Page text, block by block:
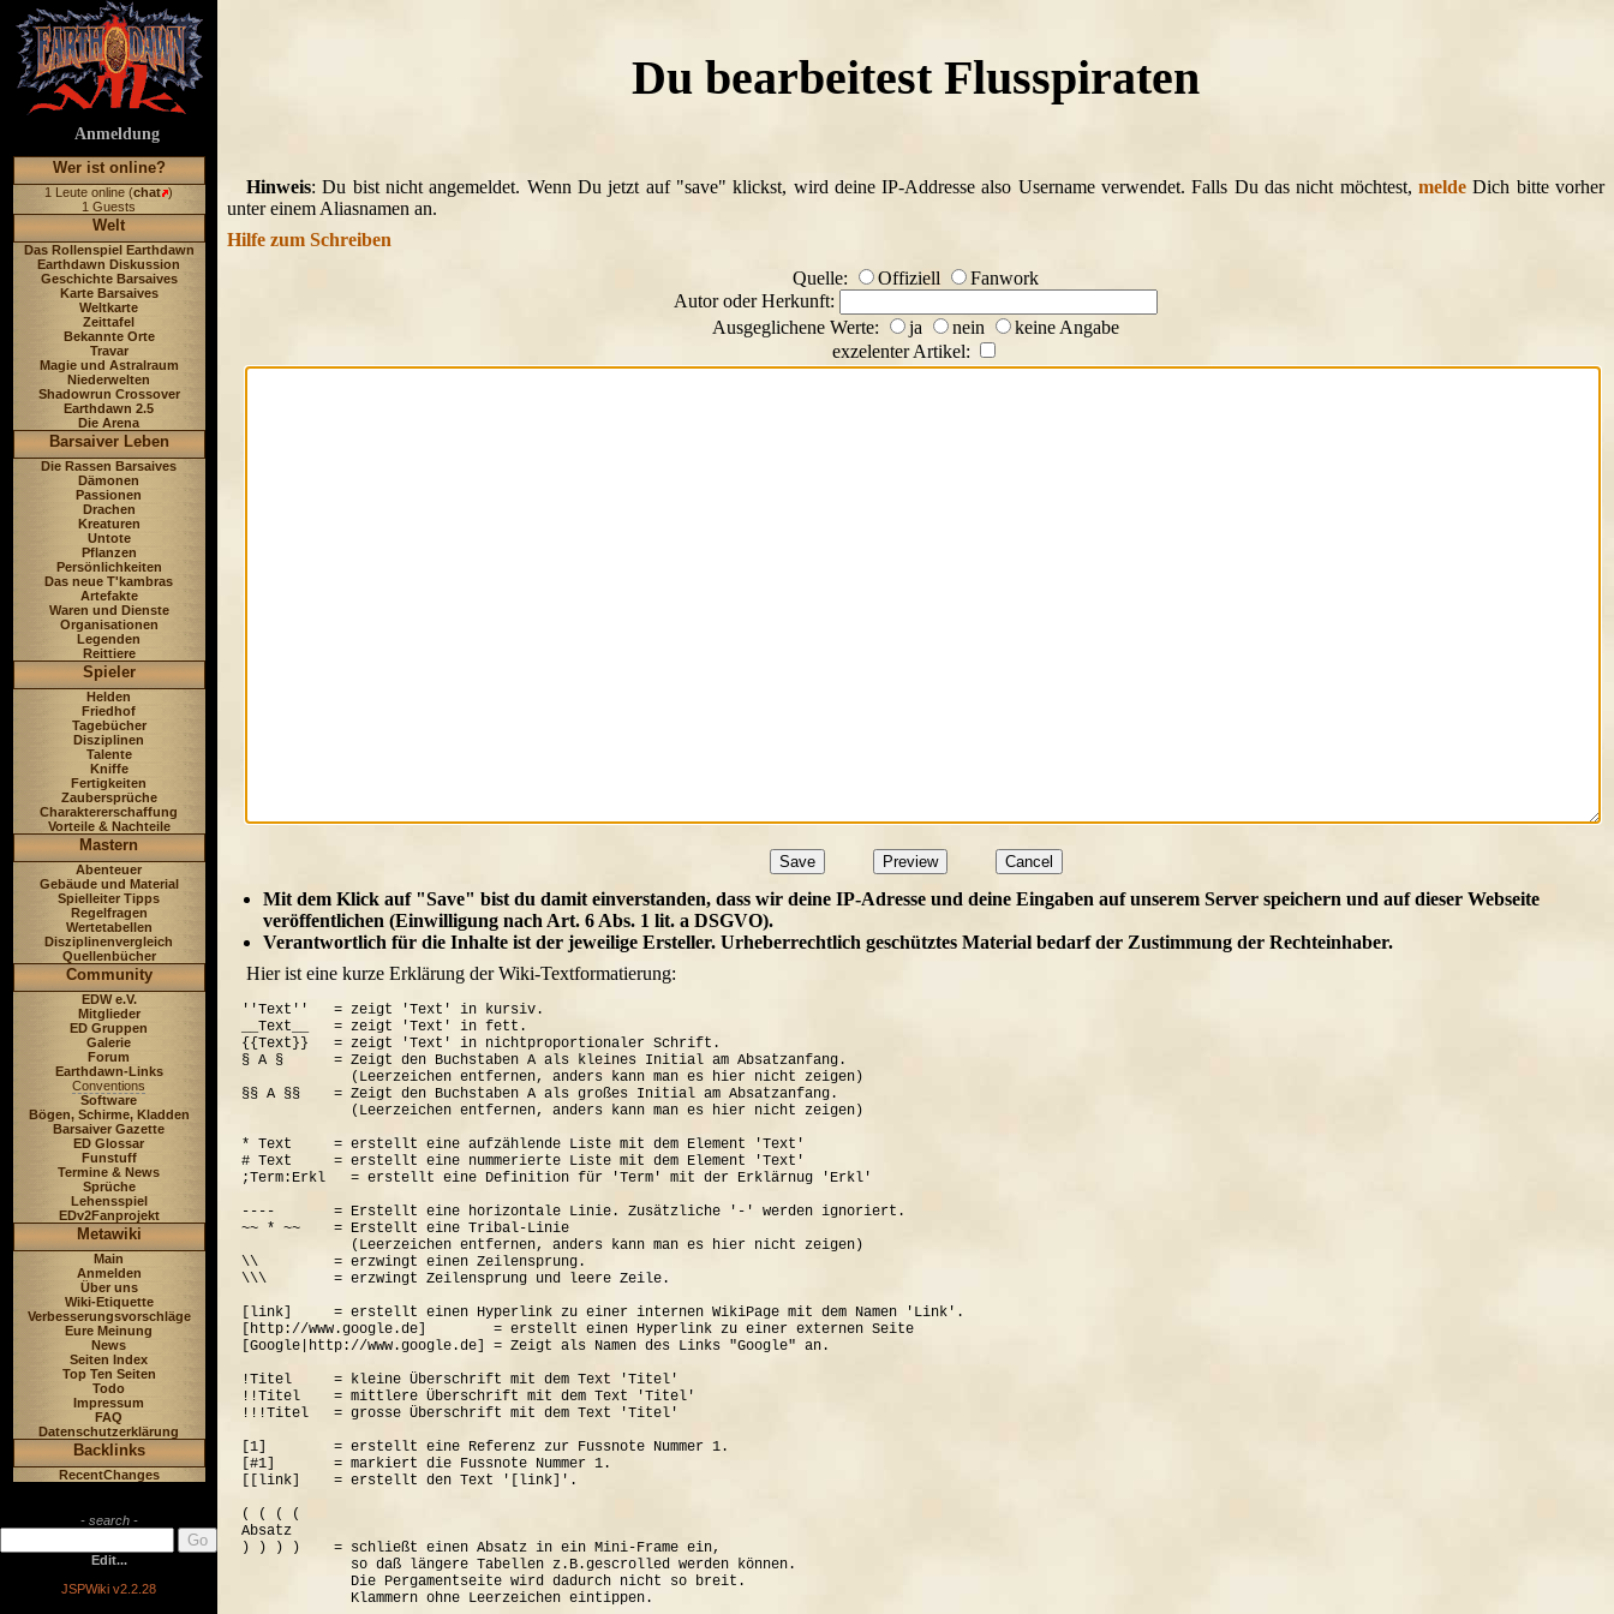
Anmeldung
Wer ist online?
1 Leute online (chat )
1 Guests
Welt
Das Rollenspiel Earthdawn
Earthdawn Diskussion
Geschichte Barsaives
Karte Barsaives
Weltkarte
Zeittafel
Bekannte Orte
Travar
Magie und Astralraum
Niederwelten
Shadowrun Crossover
Earthdawn 2.5
Die Arena
Barsaiver Leben
Die Rassen Barsaives
Dämonen
Passionen
Drachen
Kreaturen
Untote
Pflanzen
Persönlichkeiten
Das neue T'kambras
Artefakte
Waren und Dienste
Organisationen
Legenden
Reittiere
Spieler
Helden
Friedhof
Tagebücher
Disziplinen
Talente
Kniffe
Fertigkeiten
Zaubersprüche
Charaktererschaffung
Vorteile & Nachteile
Mastern
Abenteuer
Gebäude und Material
Spielleiter Tipps
Regelfragen
Wertetabellen
Disziplinenvergleich
Quellenbücher
Community
EDW e.V.
Mitglieder
ED Gruppen
Galerie
Forum
Earthdawn-Links
Conventions
Software
Bögen, Schirme, Kladden
Barsaiver Gazette
ED Glossar
Funstuff
Termine & News
Sprüche
Lehensspiel
EDv2Fanprojekt
Metawiki
Main
Anmelden
Über uns
Wiki-Etiquette
Verbesserungsvorschläge
Eure Meinung
News
Seiten Index
Top Ten Seiten
Todo
Impressum
FAQ
Datenschutzerklärung
Backlinks
RecentChanges
- search -
Edit...
JSPWiki v2.2.28
Du bearbeitest Flusspiraten
Hinweis: Du bist nicht angemeldet. Wenn Du jetzt auf "save" klickst, wird deine IP-Addresse also Username verwendet. Falls Du das nicht möchtest,melde Dich bitte vorher
unter einem Aliasnamen an.
Hilfe zum Schreiben
Quelle:
Offiziell
Fanwork
Autor oder Herkunft:
Ausgeglichene Werte:
ja nein
keine Angabe
exzelenter Artikel:
Mit dem Klick auf "Save" bist du damit einverstanden, dass wir deine IP-Adresse und deine Eingaben auf unserem Server speichern und auf dieser Webseite
veröffentlichen (Einwilligung nach Art. 6 Abs. 1 lit. a DSGVO).
Verantwortlich für die Inhalte ist der jeweilige Ersteller. Urheberrechtlich geschütztes Material bedarf der Zustimmung der Rechteinhaber.
Hier ist eine kurze Erklärung der Wiki-Textformatierung:
''Text''   = zeigt 'Text' in kursiv.
__Text__   = zeigt 'Text' in fett.
{{Text}}   = zeigt 'Text' in nichtproportionaler Schrift.
§ A §      = Zeigt den Buchstaben A als kleines Initial am Absatzanfang.
             (Leerzeichen entfernen, anders kann man es hier nicht zeigen)
§§ A §§    = Zeigt den Buchstaben A als großes Initial am Absatzanfang.
             (Leerzeichen entfernen, anders kann man es hier nicht zeigen)
* Text     = erstellt eine aufzählende Liste mit dem Element 'Text'
# Text     = erstellt eine nummerierte Liste mit dem Element 'Text'
;Term:Erkl   = erstellt eine Definition für 'Term' mit der Erklärnug 'Erkl'
----       = Erstellt eine horizontale Linie. Zusätzliche '-' werden ignoriert.
~~ * ~~    = Erstellt eine Tribal-Linie
             (Leerzeichen entfernen, anders kann man es hier nicht zeigen)
\\         = erzwingt einen Zeilensprung.
\\\        = erzwingt Zeilensprung und leere Zeile.
[link]     = erstellt einen Hyperlink zu einer internen WikiPage mit dem Namen 'Link'.
[http://www.google.de]        = erstellt einen Hyperlink zu einer externen Seite
[Google|http://www.google.de] = Zeigt als Namen des Links "Google" an.
!Titel     = kleine Überschrift mit dem Text 'Titel'
!!Titel    = mittlere Überschrift mit dem Text 'Titel'
!!!Titel   = grosse Überschrift mit dem Text 'Titel'
[1]        = erstellt eine Referenz zur Fussnote Nummer 1.
[#1]       = markiert die Fussnote Nummer 1.
[[link]    = erstellt den Text '[link]'.
( ( ( (
Absatz
) ) ) )    = schließt einen Absatz in ein Mini-Frame ein,
             so daß längere Tabellen z.B.gescrolled werden können.
             Die Pergamentseite wird dadurch nicht so breit.